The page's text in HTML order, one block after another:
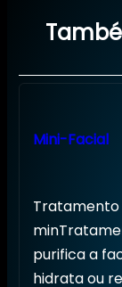
Mini-Facial
Tratamento
purifica a
hidrata ou